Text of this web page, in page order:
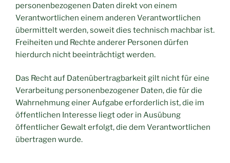
personenbezogenen Daten direkt von einem
Verantwortlichen einem anderen Verantwortlichen
übermittelt werden, soweit dies technisch machbar ist.
Freiheiten und Rechte anderer Personen dürfen
hierdurch nicht beeinträchtigt werden.
Das Recht auf Datenübertragbarkeit gilt nicht für eine
Verarbeitung personenbezogener Daten, die für die
Wahrnehmung einer Aufgabe erforderlich ist, die im
öffentlichen Interesse liegt oder in Ausübung
öffentlicher Gewalt erfolgt, die dem Verantwortlichen
übertragen wurde.